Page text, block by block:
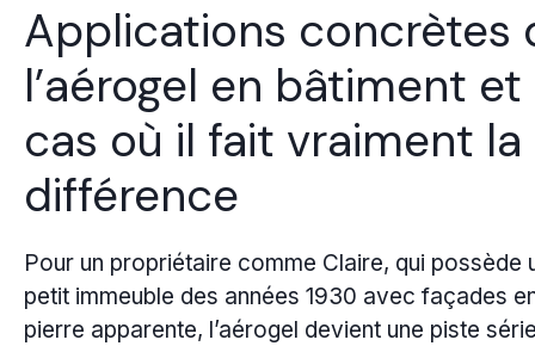
Applications concrètes
l’aérogel en bâtiment et
cas où il fait vraiment la
différence
Pour un propriétaire comme Claire, qui possède
petit immeuble des années 1930 avec façades
pierre apparente, l’aérogel devient une piste